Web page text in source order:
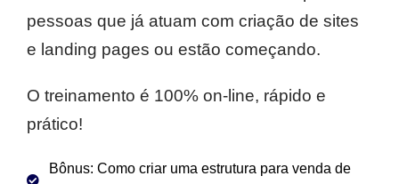
pessoas que já atuam com criação de sites
e landing pages ou estão começando.
O treinamento é 100% on-line, rápido e
prático!
Bônus: Como criar uma estrutura para venda de